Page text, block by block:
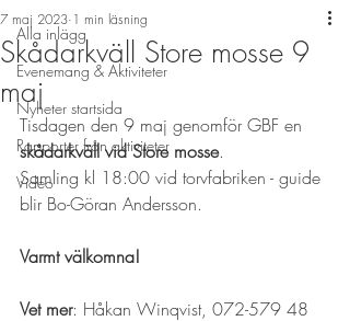
Alla inlägg
Evenemang & Aktiviteter
Nyheter startsida
Rapporter från aktiviteter
Video
Skådarkväll Store mosse 9
maj
7 maj 2023 1 min läsning
Tisdagen den 9 maj genomför GBF en
skådarkväll vid Store mosse.
Samling kl 18:00 vid torvfabriken - guide
blir Bo-Göran Andersson.
Varmt välkomna!
Vet mer: Håkan Winqvist, 072-579 48